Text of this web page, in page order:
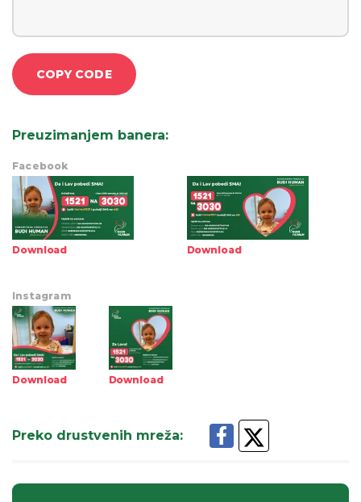
COPY CODE
Preuzimanjem banera:
Facebook
Download Download
Instagram
Download Download
Preko drustvenih mreža: